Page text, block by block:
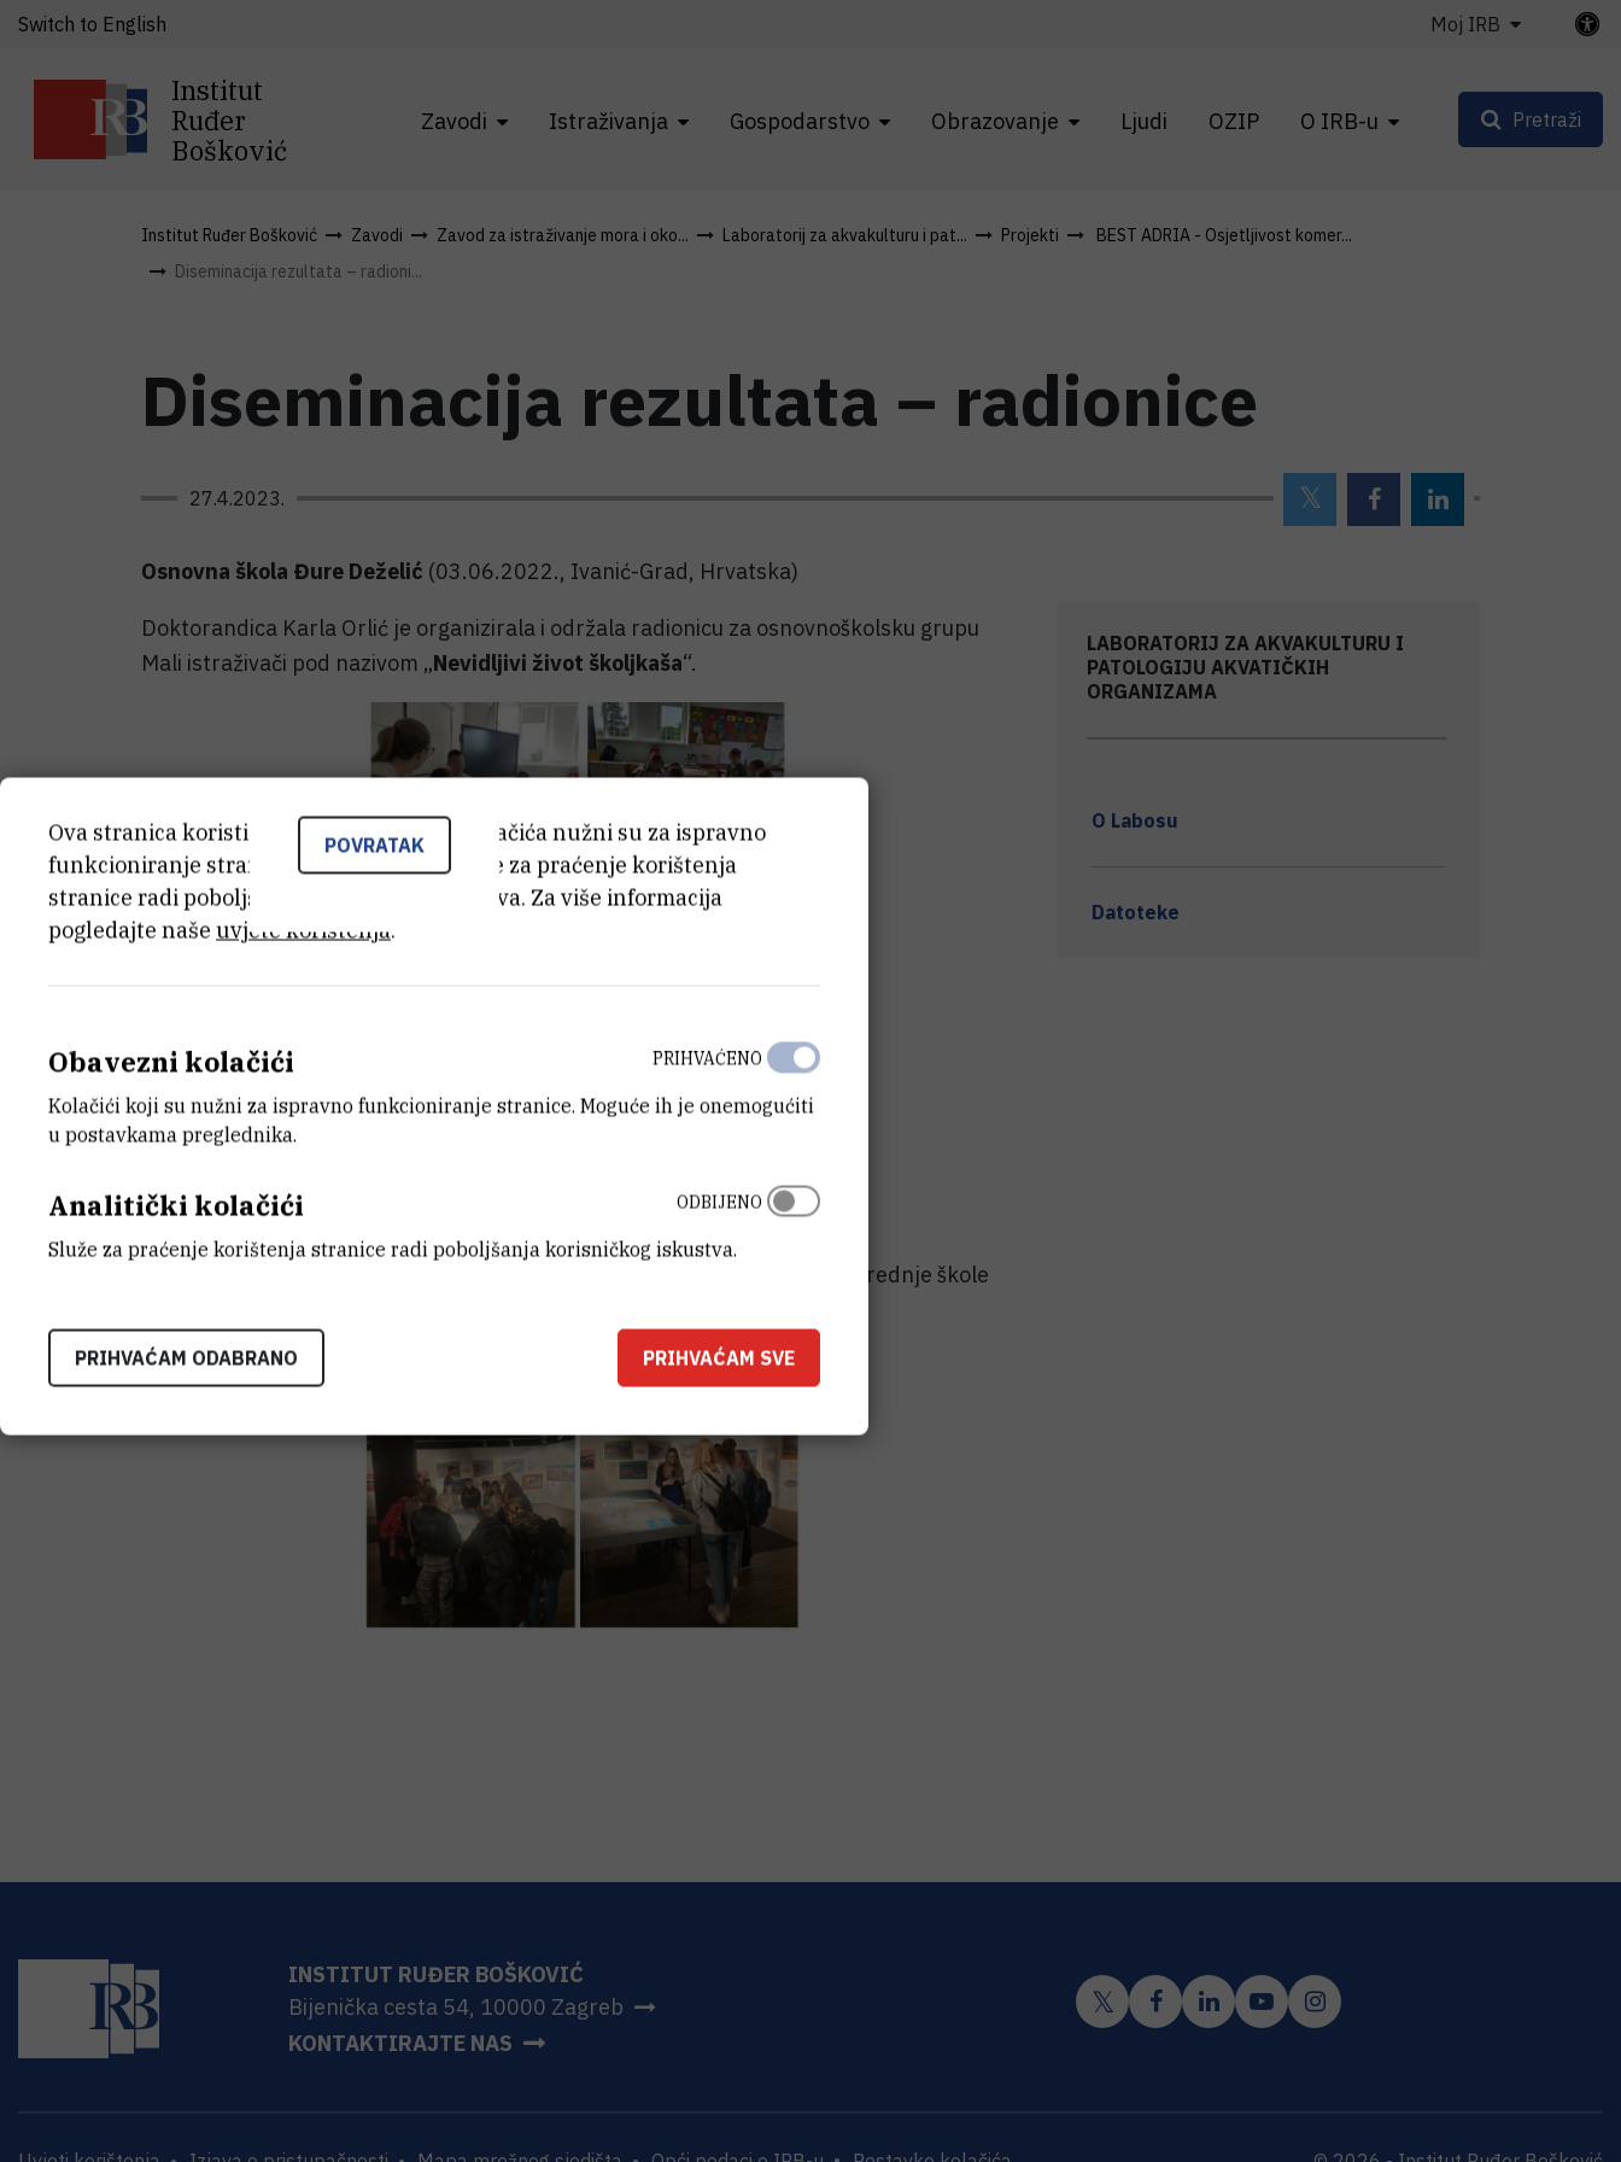
Institut
Ruđer
Bošković
Zavodi Istraživanja Gospodarstvo Obrazovanje Ljudi OZIP O IRB-u
Switch to English Moj IRB
Pretraži
Institut Ruđer Bošković Zavodi Zavod za istraživanje mora i oko... Laboratorij za akvakulturu i pat... Projekti
BEST ADRIA - Osjetljivost komer...
Diseminacija rezultata – radioni...
Diseminacija rezultata – radionice
27.4.2023.
Osnovna škola Đure Deželić (03.06.2022., Ivanić-Grad, Hrvatska)
Doktorandica Karla Orlić je organizirala i održala radionicu za osnovnoškolsku grupu
Mali istraživači pod nazivom „Nevidljivi život školjkaša“.
Festival znanosti
Doktorandica Karla Orlić je organizirala i održala radionicu za osnovne i srednje škole
LABORATORIJ ZA AKVAKULTURU I
PATOLOGIJU AKVATIČKIH
ORGANIZAMA
O Labosu
Datoteke
INSTITUT RUĐER BOŠKOVIĆ
Bijenička cesta 54, 10000 Zagreb
KONTAKTIRAJTE NAS
POVRATAK
Ova stranica koristi kolačiće. Neki od tih kolačića nužni su za ispravno
funkcioniranje stranice, dok se drugi koriste za praćenje korištenja
stranice radi poboljšanja korisničkog iskustva. Za više informacija
pogledajte naše uvjete korištenja.
Obavezni kolačići
Kolačići koji su nužni za ispravno funkcioniranje stranice. Moguće ih je onemogućiti
u postavkama preglednika.
PRIHVAĆENO
Analitički kolačići
Služe za praćenje korištenja stranice radi poboljšanja korisničkog iskustva.
ODBIJENO
PRIHVAĆAM ODABRANO PRIHVAĆAM SVE